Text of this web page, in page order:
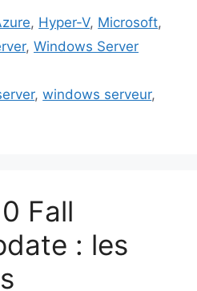
, Hyper-V, Microsoft,
, Windows Server
,windows serveur,
Fall
: les